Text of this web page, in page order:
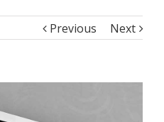
Previous Next